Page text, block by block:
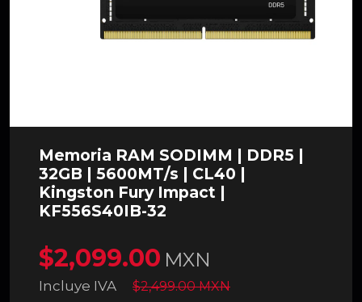
Memoria RAM SODIMM | DDR5 |
32GB | 5600MT/s | CL40 |
Kingston Fury Impact |
KF556S40IB-32
$2,099.00 MXN
Incluye IVA $2,499.00 MXN